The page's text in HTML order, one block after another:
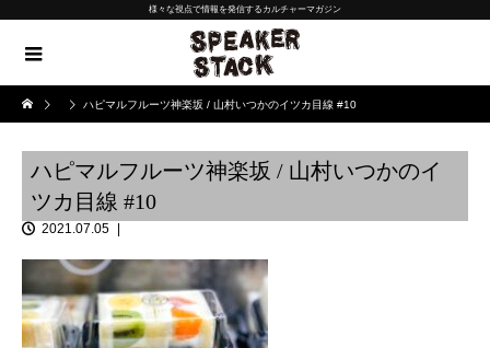
様々な視点で情報を発信するカルチャーマガジン
ハピマルフルーツ神楽坂 / 山村いつかのイツカ目線 #10
ハピマルフルーツ神楽坂 / 山村いつかのイ
ツカ目線 #10
2021.07.05